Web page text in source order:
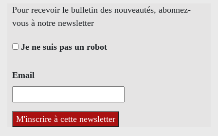
Pour recevoir le bulletin des nouveautés, abonnez-
vous à notre newsletter
Je ne suis pas un robot
Email